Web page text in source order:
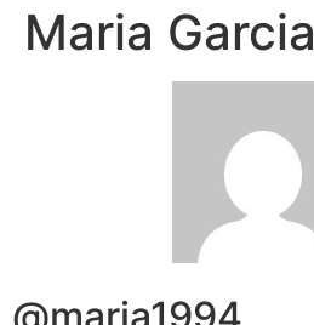
Maria Garcia
@maria1994